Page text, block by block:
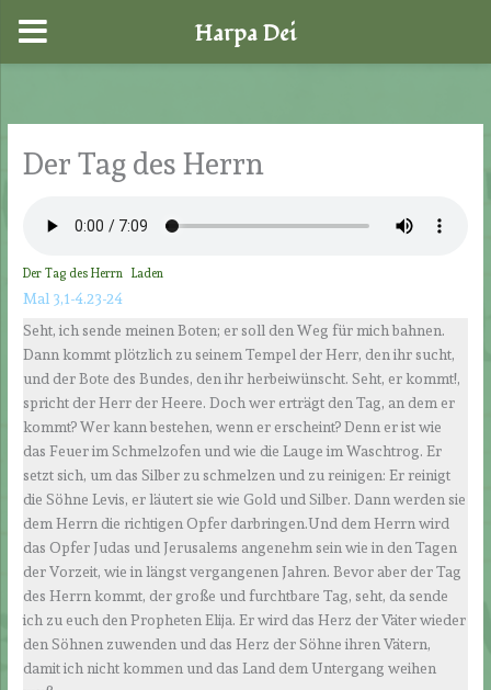
springen
Der Tag des Herrn
Der Tag des Herrn Laden
Mal 3,1-4.23-24
Seht, ich sende meinen Boten; er soll den Weg für mich bahnen.
Dann kommt plötzlich zu seinem Tempel der Herr, den ihr sucht,
und der Bote des Bundes, den ihr herbeiwünscht. Seht, er kommt!,
spricht der Herr der Heere. Doch wer erträgt den Tag, an dem er
kommt? Wer kann bestehen, wenn er erscheint? Denn er ist wie
das Feuer im Schmelzofen und wie die Lauge im Waschtrog. Er
setzt sich, um das Silber zu schmelzen und zu reinigen: Er reinigt
die Söhne Levis, er läutert sie wie Gold und Silber. Dann werden sie
dem Herrn die richtigen Opfer darbringen.Und dem Herrn wird
das Opfer Judas und Jerusalems angenehm sein wie in den Tagen
der Vorzeit, wie in längst vergangenen Jahren. Bevor aber der Tag
des Herrn kommt, der große und furchtbare Tag, seht, da sende
ich zu euch den Propheten Elija. Er wird das Herz der Väter wieder
den Söhnen zuwenden und das Herz der Söhne ihren Vätern,
damit ich nicht kommen und das Land dem Untergang weihen
Harpa Dei